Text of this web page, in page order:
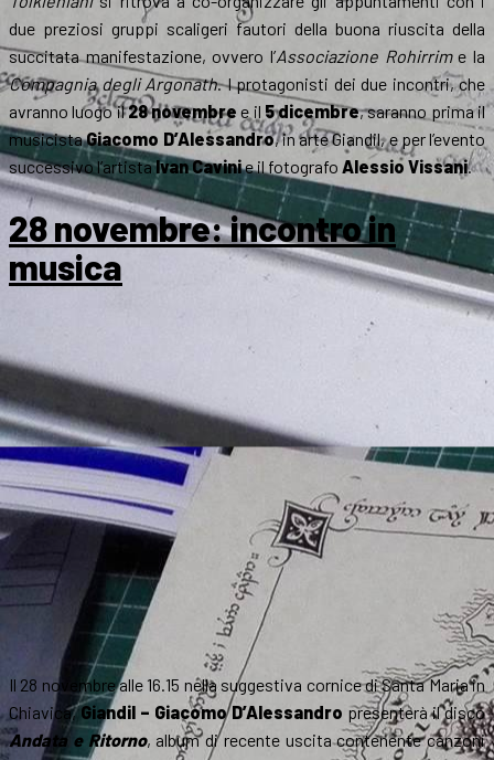
due preziosi gruppi scaligeri fautori della buona riuscita della
succitata manifestazione, ovvero l’Associazione Rohirrime la
Compagnia degli Argonath. I protagonisti dei due incontri, che
avranno luogo il28 novembre e il 5 dicembre, saranno prima il
musicistaGiacomo D’Alessandro, in arte Giandil, e per l’evento
successivo l’artistaIvan Cavinie il fotografo Alessio Vissani.
28 novembre: incontro in
musica
Il 28 novembre alle 16.15 nella suggestiva cornice di Santa Maria in
Chiavica,Giandil – Giacomo D’Alessandro presenterà il disco
Andata e Ritorno, album di recente uscita contenente canzoni